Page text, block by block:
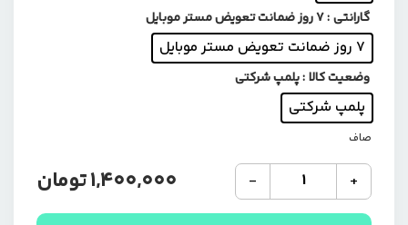
گارانتی: ۷ روز ضمانت تعویض مستر موبایل
۷ روز ضمانت تعویض مستر موبایل
وضعیت کالا: پلمپ شرکتی
پلمپ شرکتی
صاف
+شارژر
فندکی
فست
-
1,400,000تومان